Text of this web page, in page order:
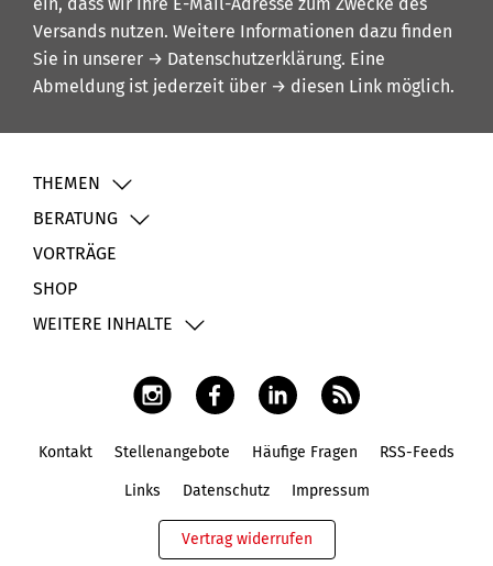
Versands nutzen. Weitere Informationen dazu finden
Sie in unserer → Datenschutzerklärung. Eine
Abmeldung ist jederzeit über → diesen Link möglich.
THEMEN
BERATUNG
VORTRÄGE
SHOP
WEITERE INHALTE
Kontakt Stellenangebote Häufige Fragen RSS-Feeds
Links Datenschutz Impressum
Vertrag widerrufen